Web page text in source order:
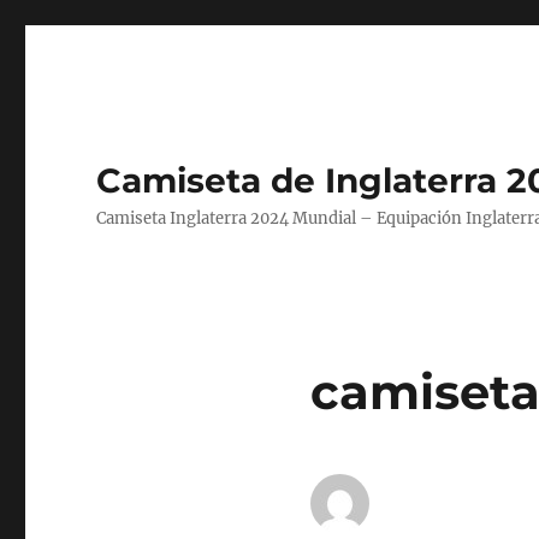
Camiseta de Inglaterra
Camiseta Inglaterra 2024 Mundial – Equipación